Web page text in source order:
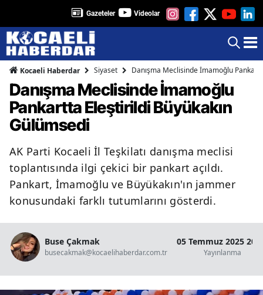
Gazeteler Videolar
Kocaeli Haberdar Siyaset Danışma Meclisinde İmamoğlu
Danışma Meclisinde İmamoğlu
Pankartta Eleştirildi Büyükakın
Gülümsedi
AK Parti Kocaeli İl Teşkilatı danışma meclisi
toplantısında ilgi çekici bir pankart açıldı.
Pankart, İmamoğlu ve Büyükakın'ın jammer
konusundaki farklı tutumlarını gösterdi.
Buse Çakmak
busecakmak@kocaelihaberdar.com.tr
05 Temmuz 2025
Yayınlanma